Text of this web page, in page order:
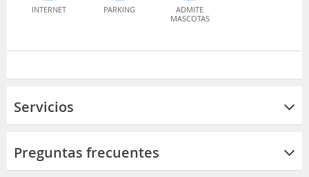
INTERNET PARKING
ADMITE
MASCOTAS
Servicios
Preguntas frecuentes